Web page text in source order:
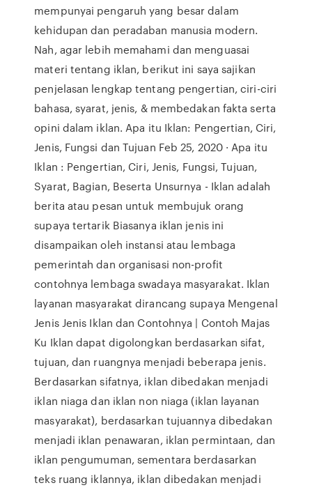
mempunyai pengaruh yang besar dalam
kehidupan dan peradaban manusia modern.
Nah, agar lebih memahami dan menguasai
materi tentang iklan, berikut ini saya sajikan
penjelasan lengkap tentang pengertian, ciri-ciri
bahasa, syarat, jenis, & membedakan fakta serta
opini dalam iklan. Apa itu Iklan: Pengertian, Ciri,
Jenis, Fungsi dan Tujuan Feb 25, 2020 · Apa itu
Iklan : Pengertian, Ciri, Jenis, Fungsi, Tujuan,
Syarat, Bagian, Beserta Unsurnya - Iklan adalah
berita atau pesan untuk membujuk orang
supaya tertarik Biasanya iklan jenis ini
disampaikan oleh instansi atau lembaga
pemerintah dan organisasi non-profit
contohnya lembaga swadaya masyarakat. Iklan
layanan masyarakat dirancang supaya Mengenal
Jenis Jenis Iklan dan Contohnya | Contoh Majas
Ku Iklan dapat digolongkan berdasarkan sifat,
tujuan, dan ruangnya menjadi beberapa jenis.
Berdasarkan sifatnya, iklan dibedakan menjadi
iklan niaga dan iklan non niaga (iklan layanan
masyarakat), berdasarkan tujuannya dibedakan
menjadi iklan penawaran, iklan permintaan, dan
iklan pengumuman, sementara berdasarkan
teks ruang iklannya, iklan dibedakan menjadi